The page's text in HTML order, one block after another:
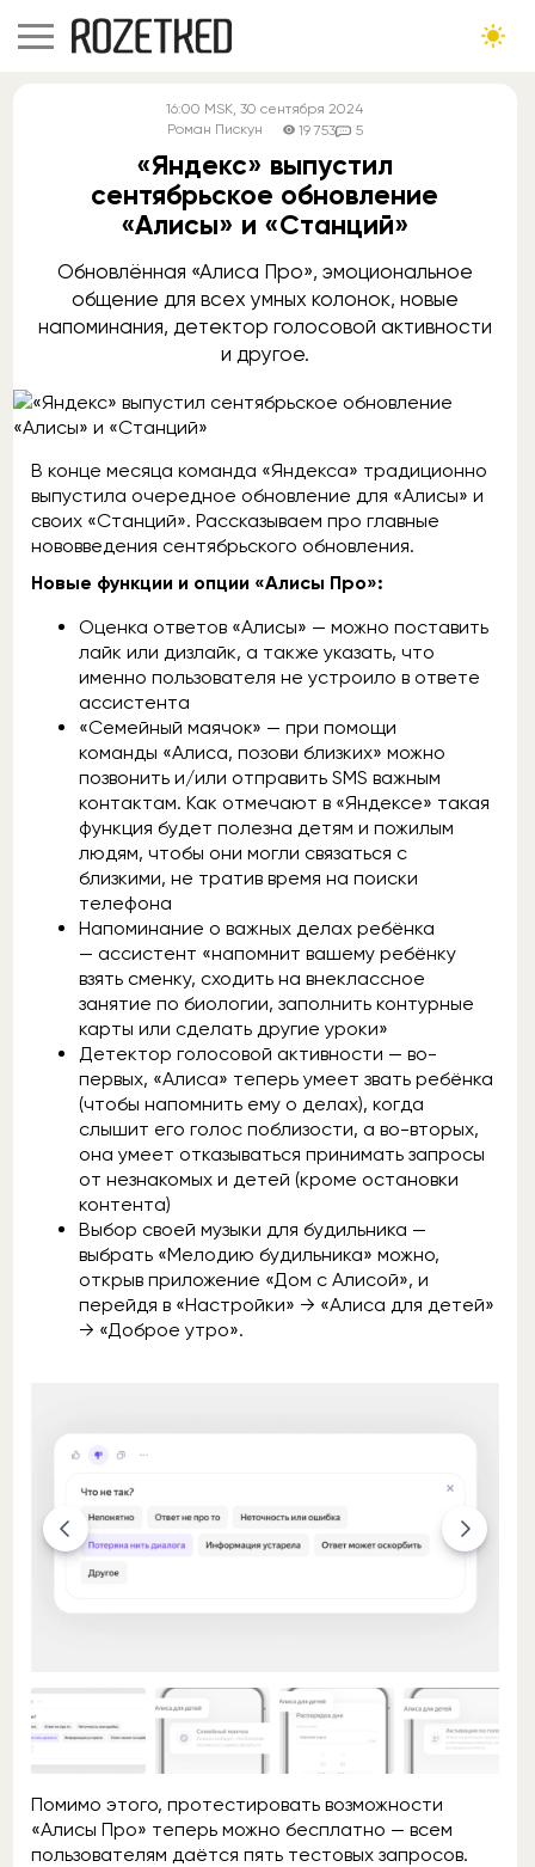
16:00 MSK, 30 сентября 2024
Роман Пискун
19 753 5
«Яндекс» выпустил
сентябрьское обновление
«Алисы» и «Станций»
Обновлённая «Алиса Про», эмоциональное
общение для всех умных колонок, новые
напоминания, детектор голосовой активности
и другое.
В конце месяца команда «Яндекса» традиционно
выпустила очередное обновление для «Алисы» и
своих «Станций». Рассказываем про главные
нововведения сентябрьского обновления.
Новые функции и опции «Алисы Про»:
Оценка ответов «Алисы» — можно поставить
лайк или дизлайк, а также указать, что
именно пользователя не устроило в ответе
ассистента
«Семейный маячок» — при помощи
команды «Алиса, позови близких» можно
позвонить и/или отправить SMS важным
контактам. Как отмечают в «Яндексе» такая
функция будет полезна детям и пожилым
людям, чтобы они могли связаться с
близкими, не тратив время на поиски
телефона
Напоминание о важных делах ребёнка
— ассистент «напомнит вашему ребёнку
взять сменку, сходить на внеклассное
занятие по биологии, заполнить контурные
карты или сделать другие уроки»
Детектор голосовой активности — во-
первых, «Алиса» теперь умеет звать ребёнка
(чтобы напомнить ему о делах), когда
слышит его голос поблизости, а во-вторых,
она умеет отказываться принимать запросы
от незнакомых и детей (кроме остановки
контента)
Выбор своей музыки для будильника —
выбрать «Мелодию будильника» можно,
открыв приложение «Дом с Алисой», и
перейдя в «Настройки» → «Алиса для детей»
→ «Доброе утро».
Помимо этого, протестировать возможности
«Алисы Про» теперь можно бесплатно — всем
пользователям даётся пять тестовых запросов.